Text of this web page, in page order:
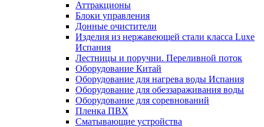
Аттракционы
Блоки управления
Донные очистители
Изделия из нержавеющей стали класса Luxe
Испания
Лестницы и поручни. Переливной поток
Оборудование Китай
Оборудование для нагрева воды Испания
Оборудование для обеззараживания воды
Оборудование для соревнований
Пленка ПВХ
Сматывающие устройства